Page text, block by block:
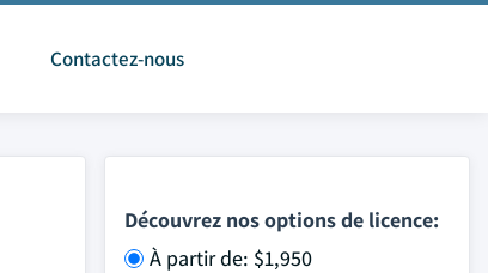
Contactez-nous
Découvrez nos options de licence:
À partir de: $1,950